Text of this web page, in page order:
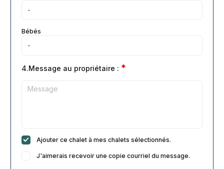
Bébés
4.Message au propriétaire : *
Ajouter ce chalet à mes chalets sélectionnés.
J'aimerais recevoir une copie courriel du message.